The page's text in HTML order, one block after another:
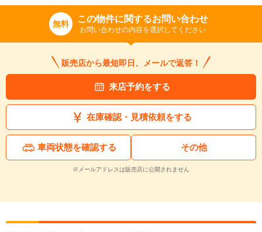
無料 この物件に関するお問い合わせ
お問い合わせの内容を選択してください
販売店から最短即日、メールで返答！
来店予約をする
在庫確認・見積依頼をする
車両状態を確認する その他
※メールアドレスは販売店に公開されません